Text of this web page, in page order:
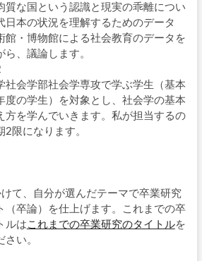
質な国という認識と現実の乖離につい
日本の状況を理解するためのデータ
館・博物館による社会教育のデータを
ら、議論します。
社会学部社会学専攻で学ぶ学生（基本
度の学生）を対象とし、社会学の基本
方を学んでいきます。私が担当するの
2限になります。
て、自分が選んだテーマで卒業研究
（卒論）を仕上げます。これまでの卒
ルはこれまでの卒業研究のタイトルを
さい。